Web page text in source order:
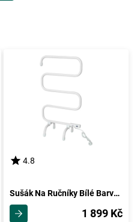
4.8
Sušák Na Ručníky Bílé Barvy B100 Šířka 50cm
1 899 Kč